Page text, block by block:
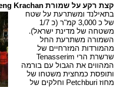
קצת רקע על שמורת Kaeng Krachan:
בתאילנד ומשתרעת על שטח
של כ 3,000 קמ"ר (כ 1/7
משטחה של מדינת ישראל).
השמורה משתרעת החל
מהמורדות המזרחיים של
שרשרת הרי Tenasserim
המהווים את הגבול עם בורמה
ותופסת כמחצית משטחו של
מחוז Petchburi וחלקים של